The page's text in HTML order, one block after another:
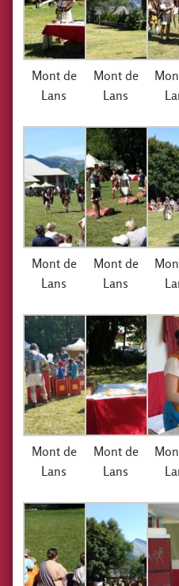
Mont de
Lans
Mont de
Lans
Mont de
Lans
Mont de
Lans
Mont de
Lans
Mont de
Lans